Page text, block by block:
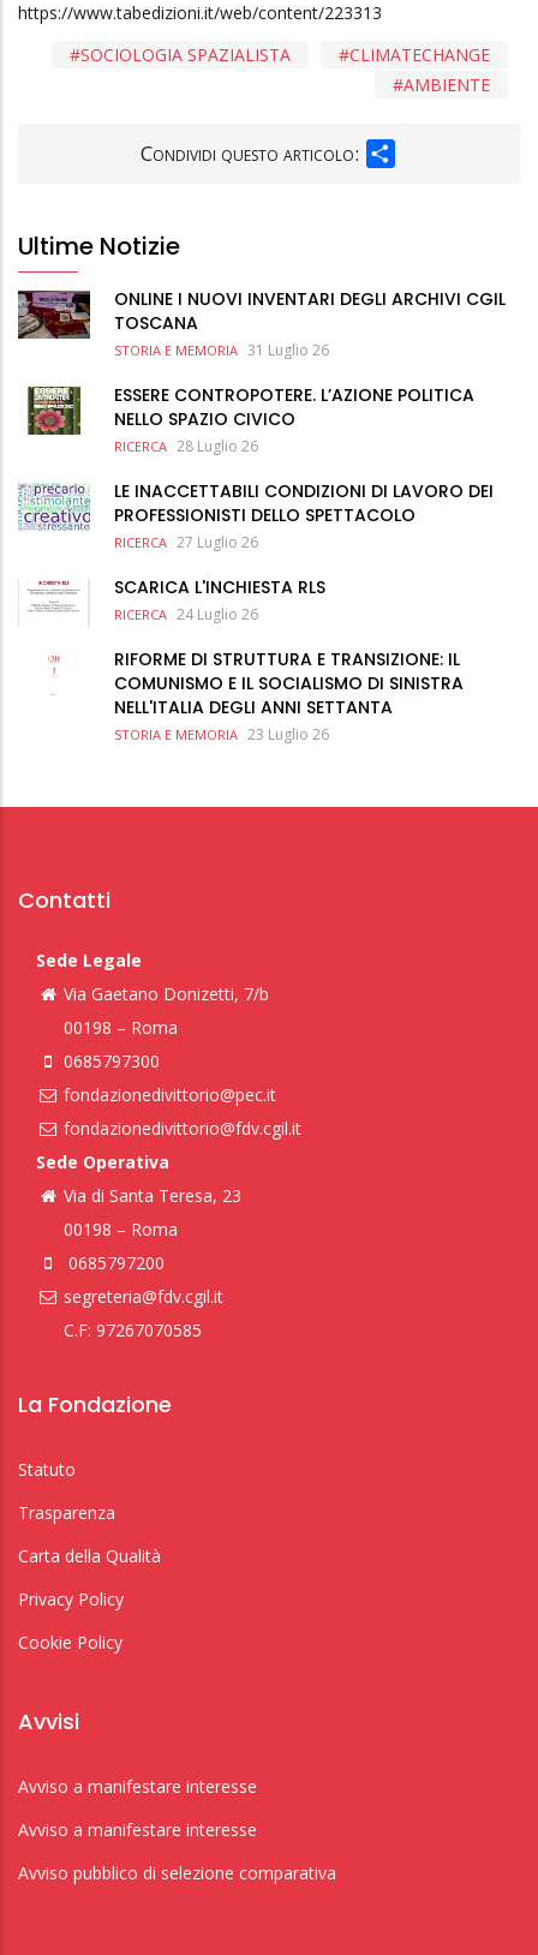
https://www.tabedizioni.it/web/content/223313
CLIMATECHANGE
SOCIOLOGIA SPAZIALISTA
AMBIENTE
Condividi questo articolo:
Ultime Notizie
ONLINE I NUOVI INVENTARI DEGLI ARCHIVI CGIL
TOSCANA
STORIA E MEMORIA 31 Luglio 26
ESSERE CONTROPOTERE. L’AZIONE POLITICA
NELLO SPAZIO CIVICO
RICERCA 28 Luglio 26
LE INACCETTABILI CONDIZIONI DI LAVORO DEI
PROFESSIONISTI DELLO SPETTACOLO
RICERCA 27 Luglio 26
SCARICA L'INCHIESTA RLS
RICERCA 24 Luglio 26
RIFORME DI STRUTTURA E TRANSIZIONE: IL
COMUNISMO E IL SOCIALISMO DI SINISTRA
NELL'ITALIA DEGLI ANNI SETTANTA
STORIA E MEMORIA 23 Luglio 26
Contatti
Sede Legale
Via Gaetano Donizetti, 7/b
00198 – Roma
0685797300
fondazionedivittorio@pec.it
fondazionedivittorio@fdv.cgil.it
Sede Operativa
Via di Santa Teresa, 23
00198 – Roma
0685797200
segreteria@fdv.cgil.it
C.F: 97267070585
La Fondazione
Statuto
Trasparenza
Carta della Qualità
Privacy Policy
Cookie Policy
Avvisi
Avviso a manifestare interesse
Avviso a manifestare interesse
Avviso pubblico di selezione comparativa